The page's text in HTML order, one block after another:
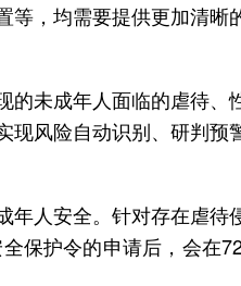
，均需要提供更加清
未成年人面临的虐待
风险自动识别、研判
人安全。针对存在虐
保护令的申请后，会在